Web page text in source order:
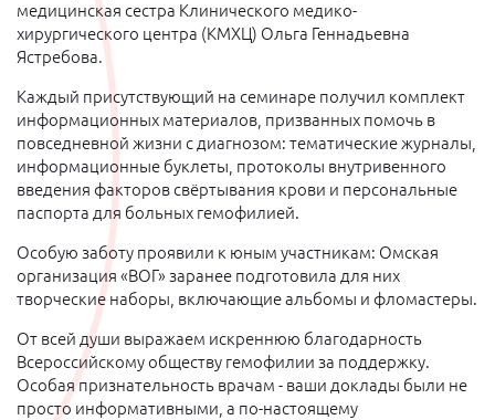
медицинская сестра Клинического медико-
хирургического центра (КМХЦ) Ольга Геннадьевна
Ястребова.
Каждый присутствующий на семинаре получил комплект
информационных материалов, призванных помочь в
повседневной жизни с диагнозом: тематические журналы,
информационные буклеты, протоколы внутривенного
введения факторов свёртывания крови и персональные
паспорта для больных гемофилией.
Особую заботу проявили к юным участникам: Омская
организация «ВОГ» заранее подготовила для них
творческие наборы, включающие альбомы и фломастеры.
От всей души выражаем искреннюю благодарность
Всероссийскому обществу гемофилии за поддержку.
Особая признательность врачам - ваши доклады были не
просто информативными, а по-настоящему